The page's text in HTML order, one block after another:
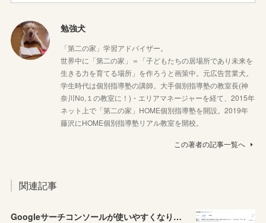
勉強犬
「第二の家」学習アドバイザー。
世界中に「第二の家」＝「子どもたちの居場所であり未来を
生きる力を育てる場所」を作ろうと画策中。元広告営業犬。
学生時代は個別指導塾の講師。大手個別指導塾の教室長(神
奈川No,１の教室に！)・エリアマネージャーを経て、2015年
ネット上で「第二の家」HOME個別指導塾を開設。2019年
藤沢にHOME個別指導塾リアル教室を開校。
この著者の記事一覧へ
関連記事
Googleサーチコンソールが使いやすくなりました！YouTubeも見れるように！